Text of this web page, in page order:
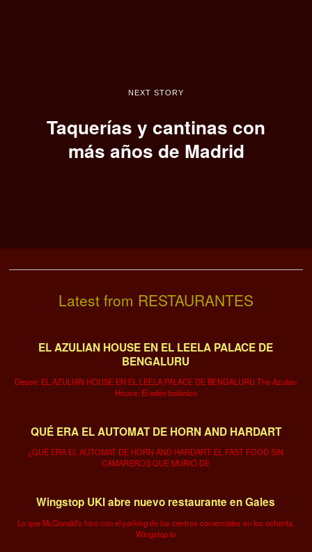
NEXT STORY
Taquerías y cantinas con
más años de Madrid
Latest from RESTAURANTES
EL AZULIAN HOUSE EN EL LEELA PALACE DE
BENGALURU
Deseo: EL AZULIAN HOUSE EN EL LEELA PALACE DE BENGALURU The Azulian
House: El edén botánico
QUÉ ERA EL AUTOMAT DE HORN AND HARDART
¿QUÉ ERA EL AUTOMAT DE HORN AND HARDART: EL FAST FOOD SIN
CAMAREROS QUE MURIÓ DE
Wingstop UKI abre nuevo restaurante en Gales
Lo que McDonald’s hizo con el parking de los centros comerciales en los ochenta,
Wingstop lo